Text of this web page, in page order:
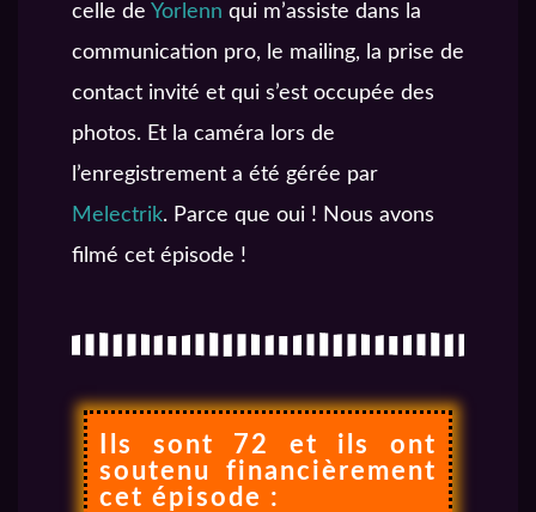
celle de Yorlenn qui m’assiste dans la
communication pro, le mailing, la prise de
contact invité et qui s’est occupée des
photos. Et la caméra lors de
l’enregistrement a été gérée par
Melectrik. Parce que oui ! Nous avons
filmé cet épisode !
Ils sont 72 et ils ont
soutenu financièrement
cet épisode :